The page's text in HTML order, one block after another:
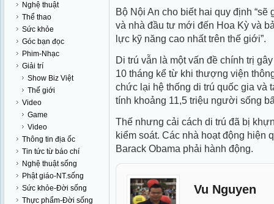
Nghệ thuật
Thể thao
Sức khỏe
Góc bạn đọc
Phim-Nhạc
Giải trí
Show Biz Việt
Thế giới
Video
Game
Video
Thông tin địa ốc
Tin tức từ báo chí
Nghệ thuật sống
Phật giáo-NT.sống
Sức khỏe-Đời sống
Thực phẩm-Đời sống
Bộ Nội An cho biết hai quy định
và nhà đầu tư mới đến Hoa Kỳ và
lực kỹ năng cao nhất trên thế giới”.
Di trú vẫn là một vấn đề chính trị
10 tháng kể từ khi thượng viện
chức lại hệ thống di trú quốc gia và
tính khoảng 11,5 triệu người sống
Thế nhưng cải cách di trú đã bị
kiểm soát. Các nhà hoạt động hiện
Barack Obama phải hành động.
Vu Nguyen